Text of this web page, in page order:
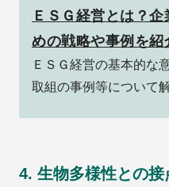
ＥＳＧ経営とは？
めの戦略や事例を紹
ＥＳＧ経営の基本的な
取組の事例等について
4. 生物多様性との接